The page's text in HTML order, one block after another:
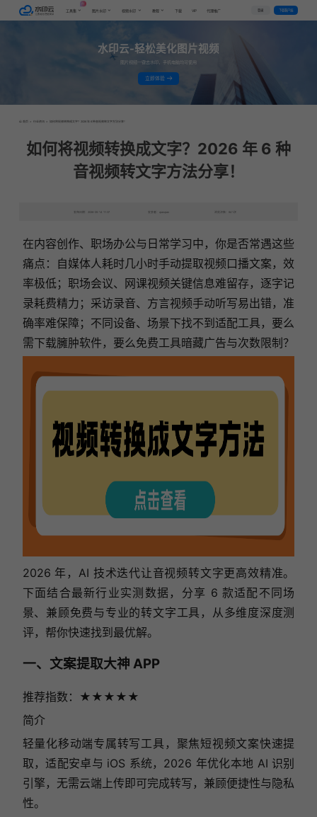
工具集 图片水印 视频水印 教程 下载 VIP 代理推广 登录 下载客户端
水印云-轻松美化图片视频
图片视频一键去水印，手机电脑均可使用
立即体验
首页 > 行业资讯 > 如何将视频转换成文字？2026 年 6 种音视频转文字方法分享！
如何将视频转换成文字？2026 年 6 种
音视频转文字方法分享！
发布日期：2026-05-14 11:37 发表者：qianqian 浏览次数：841次
在内容创作、职场办公与日常学习中，你是否常遇这些
痛点：自媒体人耗时几小时手动提取视频口播文案，效
率极低；职场会议、网课视频关键信息难留存，逐字记
录耗费精力；采访录音、方言视频手动听写易出错，准
确率难保障；不同设备、场景下找不到适配工具，要么
需下载臃肿软件，要么免费工具暗藏广告与次数限制？
2026 年，AI 技术迭代让音视频转文字更高效精准。
下面结合最新行业实测数据，分享 6 款适配不同场
景、兼顾免费与专业的转文字工具，从多维度深度测
评，帮你快速找到最优解。
一、文案提取大神 APP
推荐指数：★★★★★
简介
轻量化移动端专属转写工具，聚焦短视频文案快速提
取，适配安卓与 iOS 系统，2026 年优化本地 AI 识别
引擎，无需云端上传即可完成转写，兼顾便捷性与隐私
性。